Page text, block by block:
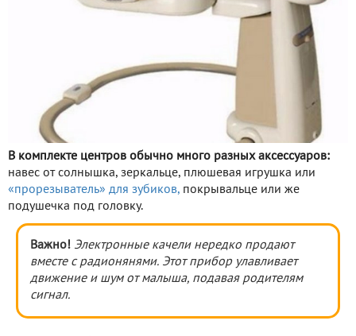
В комплекте центров обычно много разных аксессуаров:
навес от солнышка, зеркальце, плюшевая игрушка или
«прорезыватель» для зубиков, покрывальце или же
подушечка под головку.
Важно! Электронные качели нередко продают
вместе с радионянями. Этот прибор улавливает
движение и шум от малыша, подавая родителям
сигнал.